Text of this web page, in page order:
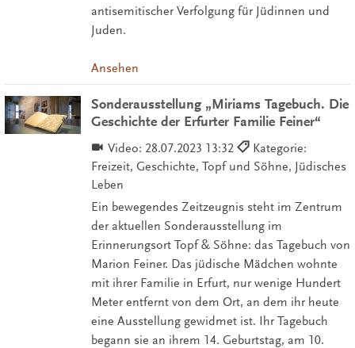
antisemitischer Verfolgung für Jüdinnen und
Juden.
Ansehen
Sonderausstellung „Miriams Tagebuch. Die
Geschichte der Erfurter Familie Feiner“
Video: 28.07.2023 13:32
Kategorie:
Freizeit, Geschichte, Topf und Söhne, Jüdisches
Leben
Ein bewegendes Zeitzeugnis steht im Zentrum
der aktuellen Sonderausstellung im
Erinnerungsort Topf & Söhne: das Tagebuch von
Marion Feiner. Das jüdische Mädchen wohnte
mit ihrer Familie in Erfurt, nur wenige Hundert
Meter entfernt von dem Ort, an dem ihr heute
eine Ausstellung gewidmet ist. Ihr Tagebuch
begann sie an ihrem 14. Geburtstag, am 10.